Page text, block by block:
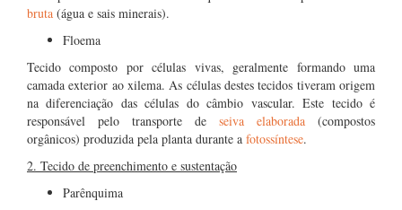
bruta (água e sais minerais).
Floema
Tecido composto por células vivas, geralmente formando uma
camada exterior ao xilema. As células destes tecidos tiveram origem
na diferenciação das células do câmbio vascular. Este tecido é
responsável pelo transporte de seiva elaborada (compostos
orgânicos) produzida pela planta durante a fotossíntese.
2. Tecido de preenchimento e sustentação
Parênquima